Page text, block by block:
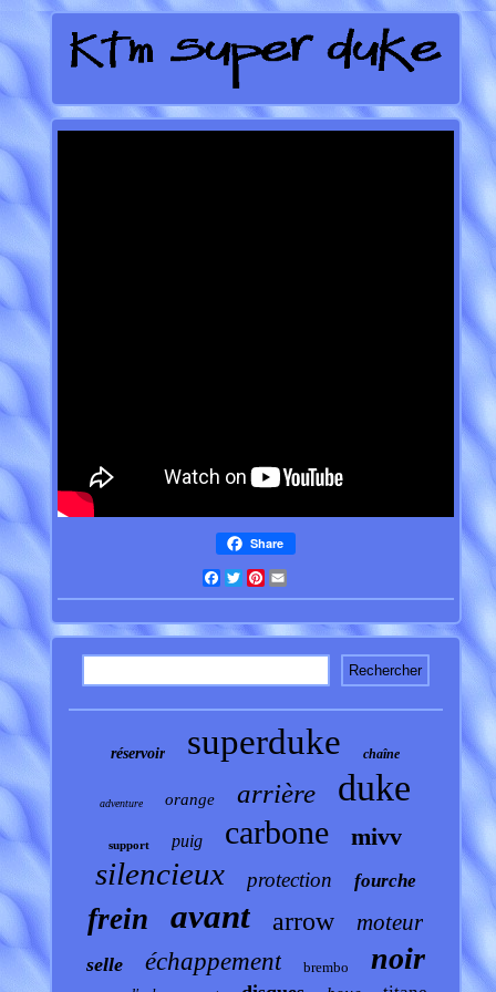
Share
Facebook
TwitterPinterest
réservoir superduke chaîne
adventure orange arrière duke
support puig carbone mivv
silencieux protection fourche
frein avant arrow moteur
selle échappement brembo noir